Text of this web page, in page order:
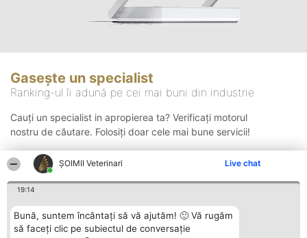
ȘOIMII Veterinari Live chat
19:14
Bună, suntem încântați să vă ajutăm! 🙂 Vă rugăm
să faceți clic pe subiectul de conversație
Gasește un specialist
Ranking-ul îi adună pe cei mai buni din industrie
Cauți un specialist in apropierea ta? Verificați motorul
nostru de căutare. Folosiți doar cele mai bune servicii!